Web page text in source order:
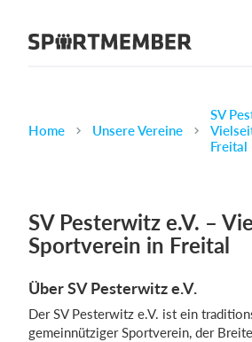
Über SportMember
Karriere
Mitgliedsbeitrag
Vereins App
Belegungsplan
Home Unsere Vereine
SV
Freital
SV Pesterwitz e.V. –
Sportverein in Freital
Über SV Pesterwitz e.V.
Der SV Pesterwitz e.V. ist ein
gemeinnütziger Sportverein, der